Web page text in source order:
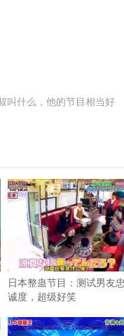
叫什么，他的节目相当好
日本整蛊节目：测试男友忠
诚度，超级好笑